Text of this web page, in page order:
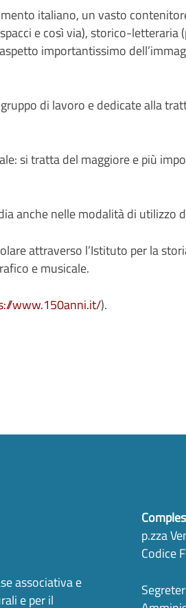
italiano, un vasto
e così via), storico-letteraria
importantissimo
di lavoro e dedicate alla
si tratta del maggiore e più
anche nelle modalità di utilizzo
attraverso l’Istituto per la
e musicale.
www.150anni.it/).
associativa e
e per il
p.zza
Codice